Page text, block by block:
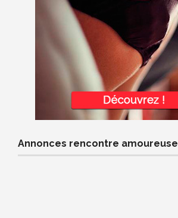
Annonces rencontre amoureuse